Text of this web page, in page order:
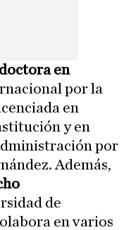
doctora en
por la
en
y en
por
Además,
de
en varios